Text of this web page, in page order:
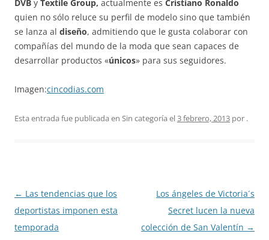
DVB y Textile Group, actualmente es Cristiano Ronaldo
quien no sólo reluce su perfil de modelo sino que también
se lanza al diseño, admitiendo que le gusta colaborar con
compañías del mundo de la moda que sean capaces de
desarrollar productos «únicos» para sus seguidores.
Imagen:cincodias.com
Esta entrada fue publicada en Sin categoría el3 febrero, 2013 por .
Navegación
de
entradas
← Las tendencias que los
deportistas imponen esta
temporada
Los ángeles de Victoria´s
Secret lucen la nueva
colección de San Valentín →